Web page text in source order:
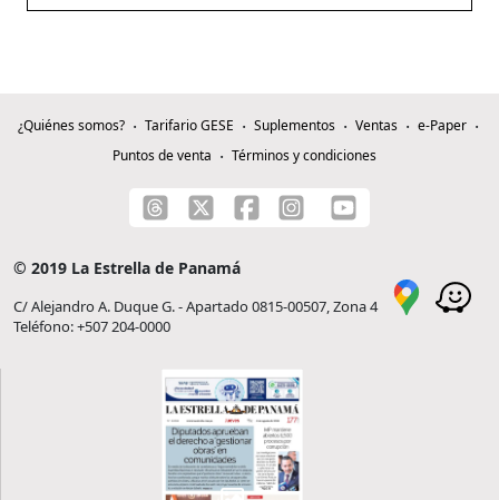
¿Quiénes somos? Tarifario GESE Suplementos Ventas
e-Paper
Puntos de venta
Términos y condiciones
© 2019 La Estrella de Panamá
C/ Alejandro A. Duque G. - Apartado 0815-00507, Zona 4
Teléfono: +507 204-0000